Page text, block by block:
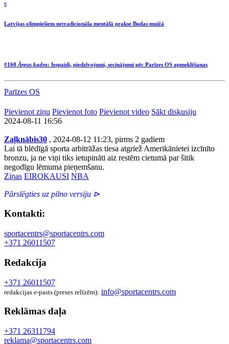
6
Latvijas olimpiešiem netradicionāla mentālā prakse Budas muižā
#160 Ārpus kadra: Iespaidi, piedzīvojumi, secinājumi pēc Parīzes OS apmeklēšanas
Parīzes OS
Pievienot ziņu Pievienot foto Pievienot video Sākt diskusiju
2024-08-11 16:56
Zaļknābis30 , 2024-08-12 11:23, pirms 2 gadiem
Lai tā blēdīgā sporta arbitrāžas tiesa atgriež Amerikānietei izcīnīto
bronzu, ja ne viņi tiks ietupināti aiz restēm cietumā par šitik
negodīgu lēmuma pieņemšanu.
Ziņas EIROKAUSI NBA
Pārslēgties uz pilno versiju ⊳
Kontakti:
sportacentrs@sportacentrs.com
+371 26011507
Redakcija
+371 26011507
redakcijas e-pasts (preses relīzēm): info@sportacentrs.com
Reklāmas daļa
+371 26311794
reklama@sportacentrs.com